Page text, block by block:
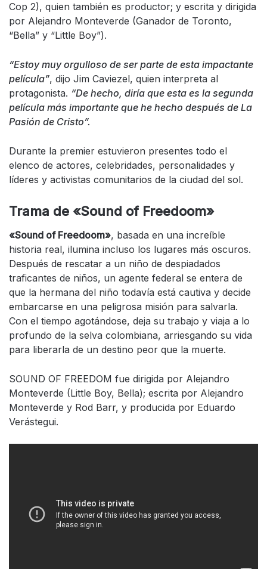
Cop 2), quien también es productor; y escrita y dirigida
por Alejandro Monteverde (Ganador de Toronto,
“Bella” y “Little Boy”).
“Estoy muy orgulloso de ser parte de esta impactante
película”, dijo Jim Caviezel, quien interpreta al
protagonista. “De hecho, diría que esta es la segunda
película más importante que he hecho después de La
Pasión de Cristo”.
Durante la premier estuvieron presentes todo el
elenco de actores, celebridades, personalidades y
líderes y activistas comunitarios de la ciudad del sol.
Trama de «Sound of Freedoom»
«Sound of Freedoom», basada en una increíble
historia real, ilumina incluso los lugares más oscuros.
Después de rescatar a un niño de despiadados
traficantes de niños, un agente federal se entera de
que la hermana del niño todavía está cautiva y decide
embarcarse en una peligrosa misión para salvarla.
Con el tiempo agotándose, deja su trabajo y viaja a lo
profundo de la selva colombiana, arriesgando su vida
para liberarla de un destino peor que la muerte.
SOUND OF FREEDOM fue dirigida por Alejandro
Monteverde (Little Boy, Bella); escrita por Alejandro
Monteverde y Rod Barr, y producida por Eduardo
Verástegui.